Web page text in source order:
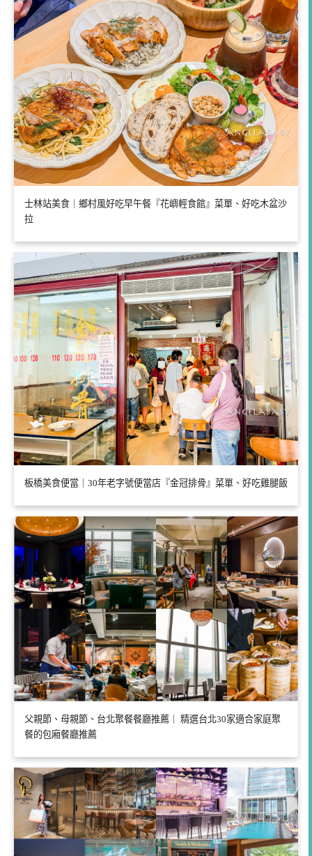
士林站美食｜鄉村風好吃早午餐『花嶼輕食館』菜單、好吃木盆沙
拉
板橋美食便當｜30年老字號便當店『金冠排骨』菜單、好吃雞腿飯
父親節、母親節、台北聚餐餐廳推薦｜ 精選台北30家適合家庭聚
餐的包廂餐廳推薦